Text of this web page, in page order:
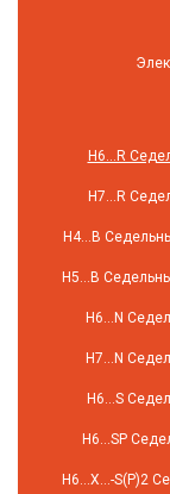
H6…R
H7…R
H4…B
H5…B
H6…N
H7…N
H6…S
H6…SP
H6…X…-S(P)2